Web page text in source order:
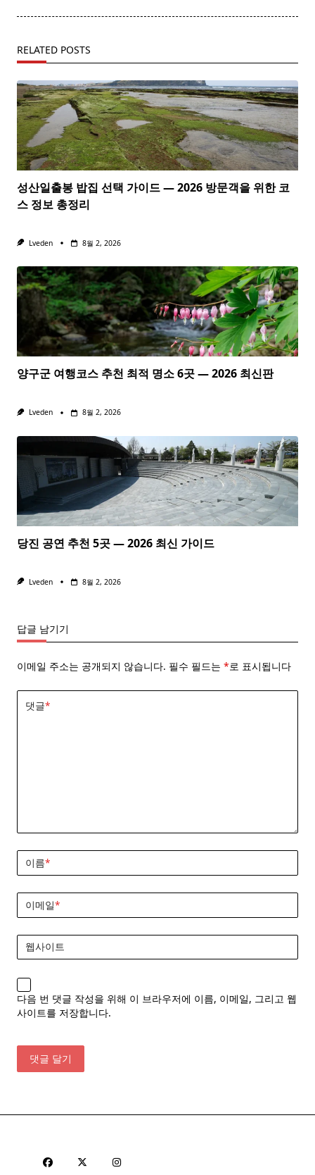
RELATED POSTS
성산일출봉 밥집 선택 가이드 — 2026 방문객을 위한 코
스 정보 총정리
Lveden 8월 2, 2026
양구군 여행코스 추천 최적 명소 6곳 — 2026 최신판
Lveden 8월 2, 2026
당진 공연 추천 5곳 — 2026 최신 가이드
Lveden 8월 2, 2026
답글 남기기
이메일 주소는 공개되지 않습니다. 필수 필드는 *로 표시됩니다
댓글*
이름*
이메일*
웹사이트
다음 번 댓글 작성을 위해 이 브라우저에 이름, 이메일, 그리고 웹
사이트를 저장합니다.